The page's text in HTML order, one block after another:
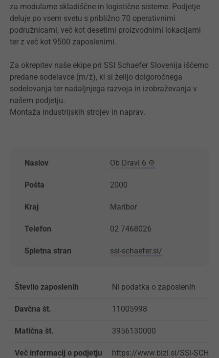
za modularne skladiščne in logistične sisteme. Podjetje
deluje po vsem svetu s približno 70 operativnimi
podružnicami, več kot desetimi proizvodnimi lokacijami
ter z več kot 9500 zaposlenimi.
Za okrepitev naše ekipe pri SSI Schaefer Slovenija iščemo
predane sodelavce (m/ž), ki si želijo dolgoročnega
sodelovanja ter nadaljnjega razvoja in izobraževanja v
našem podjetju.
Montaža industrijskih strojev in naprav.
Naslov Ob Dravi 6
Pošta 2000
Kraj Maribor
Telefon 02 7468026
Spletna stran ssi-schaefer.si/
Število zaposlenih Ni podatka o zaposlenih
Davčna št. 11005998
Matična št. 3956130000
Več informacij o podjetju https://www.bizi.si/SSI-